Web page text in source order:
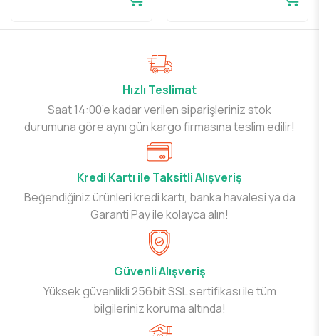
Hızlı Teslimat
Saat 14:00’e kadar verilen siparişleriniz stok
durumuna göre aynı gün kargo firmasına teslim edilir!
Kredi Kartı ile Taksitli Alışveriş
Beğendiğiniz ürünleri kredi kartı, banka havalesi ya da
Garanti Pay ile kolayca alın!
Güvenli Alışveriş
Yüksek güvenlikli 256bit SSL sertifikası ile tüm
bilgileriniz koruma altında!